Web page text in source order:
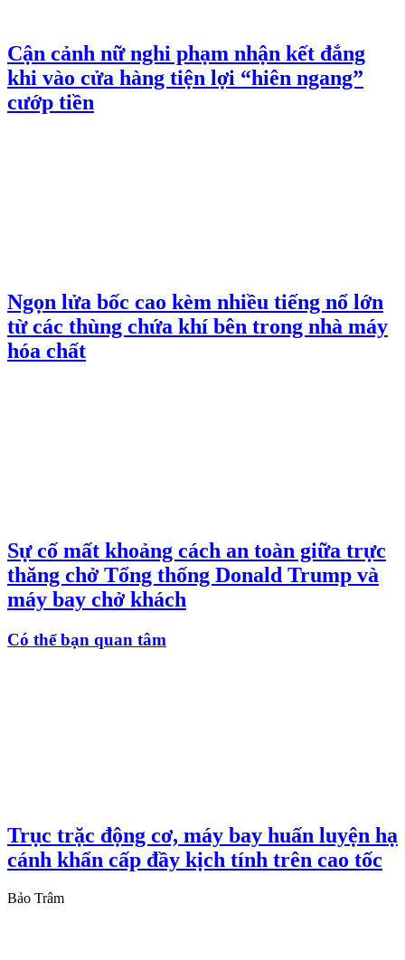
Cận cảnh nữ nghi phạm nhận kết đắng
khi vào cửa hàng tiện lợi “hiên ngang”
cướp tiền
Ngọn lửa bốc cao kèm nhiều tiếng nổ lớn
từ các thùng chứa khí bên trong nhà máy
hóa chất
Sự cố mất khoảng cách an toàn giữa trực
thăng chở Tổng thống Donald Trump và
máy bay chở khách
Có thể bạn quan tâm
Trục trặc động cơ, máy bay huấn luyện hạ
cánh khẩn cấp đầy kịch tính trên cao tốc
Bảo Trâm